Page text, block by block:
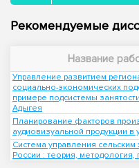
Рекомендуемые
Название
Управление развитием
социально-экономических
примере подсистемы
Адыгея
Планирование факторов
аудиовизуальной продукции в
Система управления сельским
России : теория, методология,